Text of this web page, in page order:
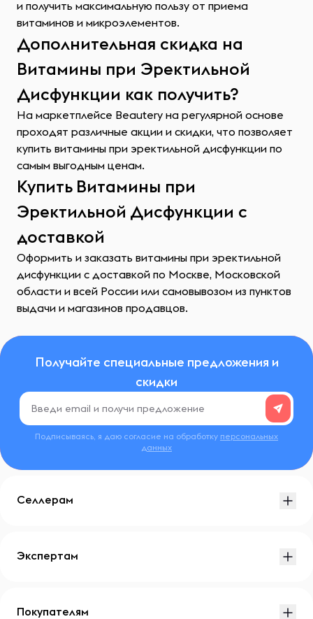
и получить максимальную пользу от приема
витаминов и микроэлементов.
Дополнительная скидка на
Витамины при Эректильной
Дисфункции как получить?
На маркетплейсе Beautery на регулярной основе
проходят различные акции и скидки, что позволяет
купить витамины при эректильной дисфункции по
самым выгодным ценам.
Купить Витамины при
Эректильной Дисфункции с
доставкой
Оформить и заказать витамины при эректильной
дисфункции с доставкой по Москве, Московской
области и всей России или самовывозом из пунктов
выдачи и магазинов продавцов.
Получайте специальные предложения и
скидки
Подписываясь, я даю согласие на обработку персональных
данных
Селлерам
Экспертам
Покупателям